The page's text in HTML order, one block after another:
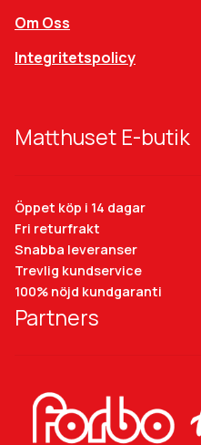
Om Oss
Integritetspolicy
Matthuset E-butik
Öppet köp i 14 dagar
Fri returfrakt
Snabba leveranser
Trevlig kundservice
100% nöjd kundgaranti
Partners